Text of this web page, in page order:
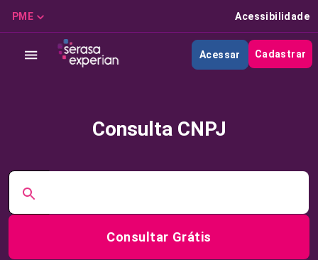
PME Acessibilidade
Acessar Cadastrar
Consulta CNPJ
Consultar Grátis